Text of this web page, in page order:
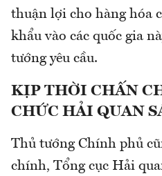
thuận lợi cho hàng hóa
khẩu vào các quốc gia
tướng yêu cầu.
KỊP THỜI CHẤN
CHỨC HẢI QUAN
Thủ tướng Chính phủ
chính, Tổng cục Hải